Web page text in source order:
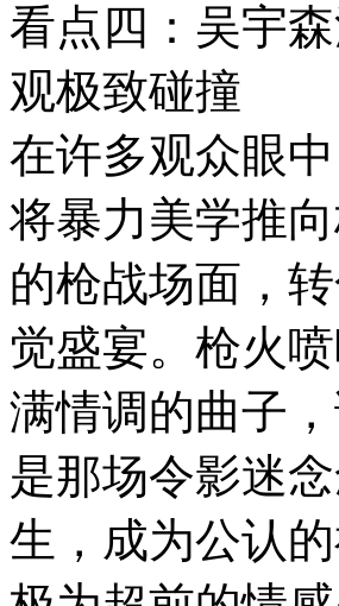
看点四：吴宇
观极致碰撞
在许多观众眼
将暴力美学推
的枪战场面，
觉盛宴。枪火
满情调的曲子
是那场令影迷
生，成为公认